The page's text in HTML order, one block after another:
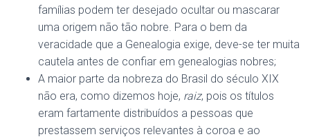
famílias podem ter desejado ocultar ou mascarar
uma origem não tão nobre. Para o bem da
veracidade que a Genealogia exige, deve-se ter muita
cautela antes de confiar em genealogias nobres;
A maior parte da nobreza do Brasil do século XIX
não era, como dizemos hoje, raiz, pois os títulos
eram fartamente distribuídos a pessoas que
prestassem serviços relevantes à coroa e ao